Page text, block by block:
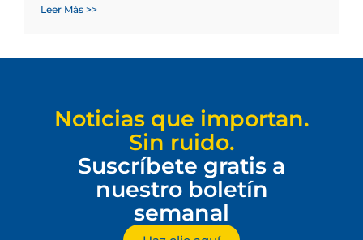
Leer Más >>
Noticias que importan.
Sin ruido.
Suscríbete gratis a
nuestro boletín
semanal